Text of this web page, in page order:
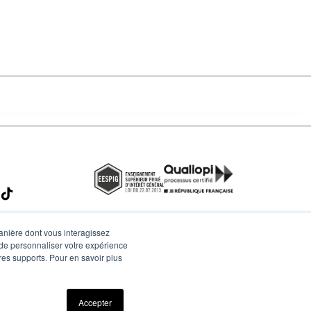
dont vous interagissez
personnaliser votre expérience
supports. Pour en savoir plus
Accepter